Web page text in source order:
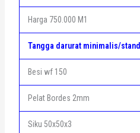
Harga 750.000 M1
Tangga darurat minimalis/
Besi wf 150
Pelat Bordes 2mm
Siku 50x50x3